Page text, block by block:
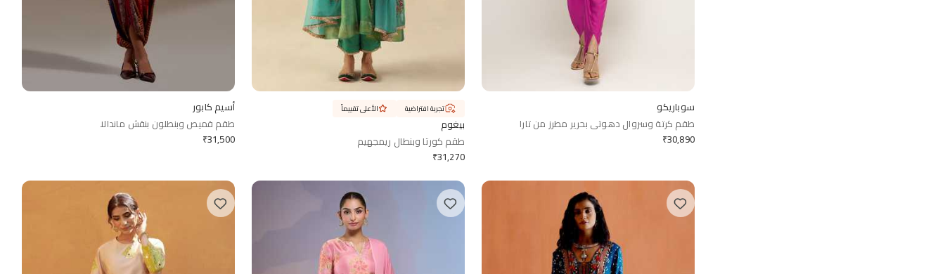
سوباريكو
طقم كرتة وسروال دهوتي بحرير مطرز من تارا
₹30,890
بيغوم
طقم كورتا وبنطال ريمجهيم
₹31,270
تجربة افتراضية الأعلى تقييماً
أسيم كابور
طقم قميص وبنطلون بنقش ماندالا
₹31,500